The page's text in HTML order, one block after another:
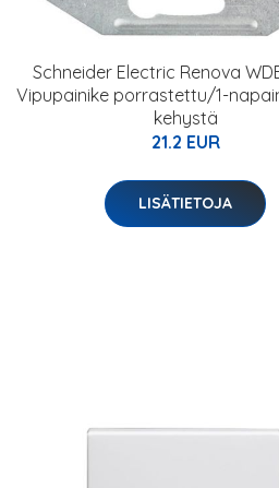
Schneider Electric Renova
Vipupainike porrastettu/1-
kehystä
21.2 EUR
LISÄTIETOJA